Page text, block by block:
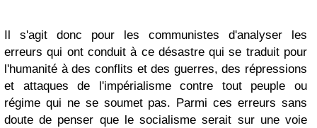
Il s'agit donc pour les communistes d'analyser les
erreurs qui ont conduit à ce désastre qui se traduit pour
l'humanité à des conflits et des guerres, des répressions
et attaques de l'impérialisme contre tout peuple ou
régime qui ne se soumet pas. Parmi ces erreurs sans
doute de penser que le socialisme serait sur une voie